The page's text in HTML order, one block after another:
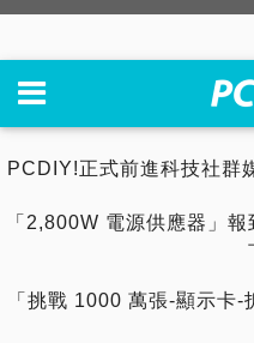
PCDIY!正式前進科技社群
「2,800W 電源供應器」
「挑戰 1000 萬張-顯示卡-